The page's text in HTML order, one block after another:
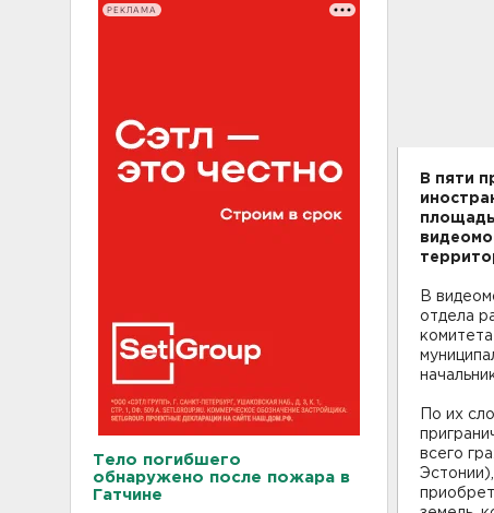
РЕКЛАМА
Тело погибшего
обнаружено после пожара в
Гатчине
В пяти
В
отдела
По их
всего